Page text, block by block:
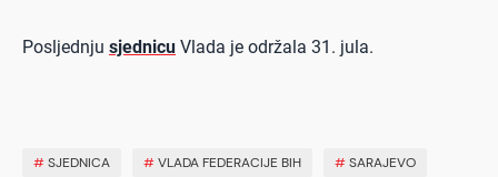
Posljednju sjednicu Vlada je održala 31. jula.
#SJEDNICA #VLADA FEDERACIJE BIH #SARAJEVO